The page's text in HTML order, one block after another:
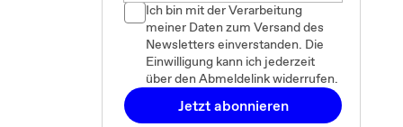
Ich bin mit der Verarbeitung
meiner Daten zum Versand des
Newsletters einverstanden. Die
Einwilligung kann ich jederzeit
über den Abmeldelink widerrufen.
Jetzt abonnieren